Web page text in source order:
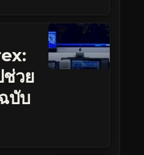
วย
บับ